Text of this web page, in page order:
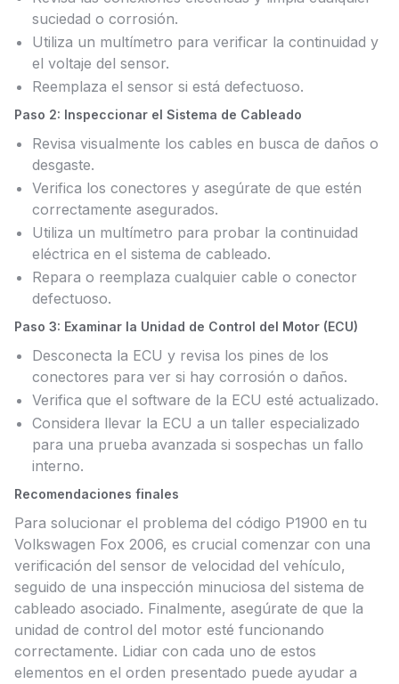
suciedad o corrosión.
Utiliza un multímetro para verificar la continuidad y
el voltaje del sensor.
Reemplaza el sensor si está defectuoso.
Paso 2: Inspeccionar el Sistema de Cableado
Revisa visualmente los cables en busca de daños o
desgaste.
Verifica los conectores y asegúrate de que estén
correctamente asegurados.
Utiliza un multímetro para probar la continuidad
eléctrica en el sistema de cableado.
Repara o reemplaza cualquier cable o conector
defectuoso.
Paso 3: Examinar la Unidad de Control del Motor (ECU)
Desconecta la ECU y revisa los pines de los
conectores para ver si hay corrosión o daños.
Verifica que el software de la ECU esté actualizado.
Considera llevar la ECU a un taller especializado
para una prueba avanzada si sospechas un fallo
interno.
Recomendaciones finales
Para solucionar el problema del código P1900 en tu
Volkswagen Fox 2006, es crucial comenzar con una
verificación del sensor de velocidad del vehículo,
seguido de una inspección minuciosa del sistema de
cableado asociado. Finalmente, asegúrate de que la
unidad de control del motor esté funcionando
correctamente. Lidiar con cada uno de estos
elementos en el orden presentado puede ayudar a